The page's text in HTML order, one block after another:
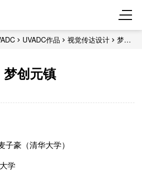
UVADC作品 视觉传达设计
梦创
梦创元镇
子豪（清华大学）
学